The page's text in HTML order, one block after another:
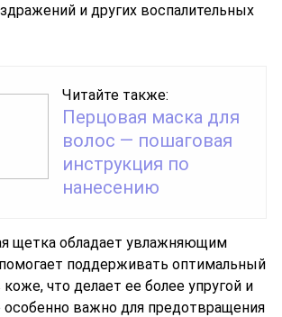
и других воспалительных
Читайте также:
Перцовая маска для
волос — пошаговая
инструкция по
нанесению
щетка обладает увлажняющим
поддерживать оптимальный
что делает ее более упругой и
особенно важно для предотвращения